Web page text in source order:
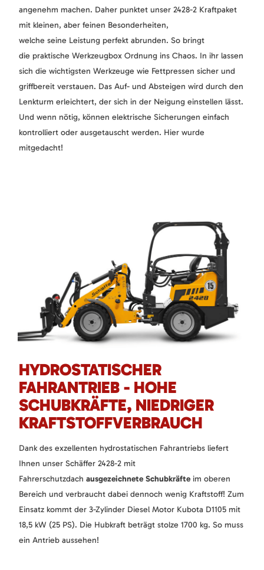
angenehm machen. Daher punktet unser 2428-2 Kraftpaket
mit kleinen, aber feinen Besonderheiten,
welche seine Leistung perfekt abrunden. So bringt
die praktische Werkzeugbox Ordnung ins Chaos. In ihr lassen
sich die wichtigsten Werkzeuge wie Fettpressen sicher und
griffbereit verstauen. Das Auf- und Absteigen wird durch den
Lenkturm erleichtert, der sich in der Neigung einstellen lässt.
Und wenn nötig, können elektrische Sicherungen einfach
kontrolliert oder ausgetauscht werden. Hier wurde
mitgedacht!
HYDROSTATISCHER
FAHRANTRIEB - HOHE
SCHUBKRÄFTE, NIEDRIGER
KRAFTSTOFFVERBRAUCH
Dank des exzellenten hydrostatischen Fahrantriebs liefert
Ihnen unser Schäffer 2428-2 mit
Fahrerschutzdach ausgezeichnete Schubkräfteim oberen
Bereich und verbraucht dabei dennoch wenig Kraftstoff! Zum
Einsatz kommt der 3-Zylinder Diesel Motor Kubota D1105 mit
18,5 kW (25 PS). Die Hubkraft beträgt stolze 1700 kg. So muss
ein Antrieb aussehen!